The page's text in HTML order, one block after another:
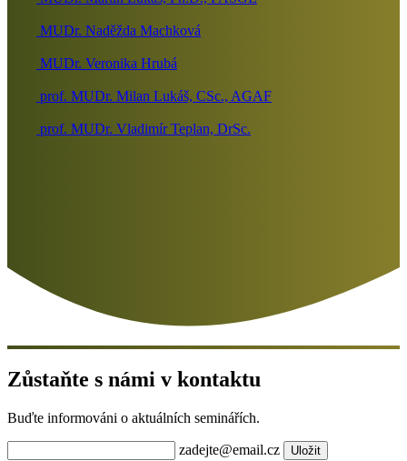
MUDr. Naděžda Machková
MUDr. Veronika Hrubá
prof. MUDr. Milan Lukáš, CSc., AGAF
prof. MUDr. Vladimír Teplan, DrSc.
Zůstaňte s námi v kontaktu
Buďte informováni o aktuálních seminářích.
zadejte@email.cz Uložit